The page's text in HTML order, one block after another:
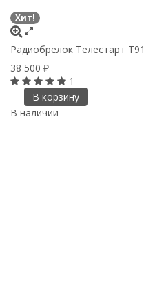
Хит!
Радиобрелок Телестарт Т91
38 500 ₽
1
В корзину
В наличии